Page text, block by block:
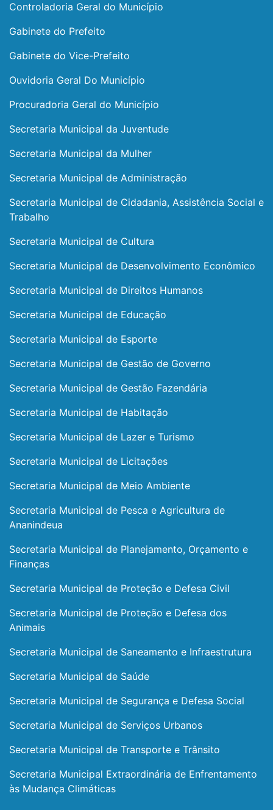
Controladoria Geral do Município
Gabinete do Prefeito
Gabinete do Vice-Prefeito
Ouvidoria Geral Do Município
Procuradoria Geral do Município
Secretaria Municipal da Juventude
Secretaria Municipal da Mulher
Secretaria Municipal de Administração
Secretaria Municipal de Cidadania, Assistência Social e
Trabalho
Secretaria Municipal de Cultura
Secretaria Municipal de Desenvolvimento Econômico
Secretaria Municipal de Direitos Humanos
Secretaria Municipal de Educação
Secretaria Municipal de Esporte
Secretaria Municipal de Gestão de Governo
Secretaria Municipal de Gestão Fazendária
Secretaria Municipal de Habitação
Secretaria Municipal de Lazer e Turismo
Secretaria Municipal de Licitações
Secretaria Municipal de Meio Ambiente
Secretaria Municipal de Pesca e Agricultura de
Ananindeua
Secretaria Municipal de Planejamento, Orçamento e
Finanças
Secretaria Municipal de Proteção e Defesa Civil
Secretaria Municipal de Proteção e Defesa dos
Animais
Secretaria Municipal de Saneamento e Infraestrutura
Secretaria Municipal de Saúde
Secretaria Municipal de Segurança e Defesa Social
Secretaria Municipal de Serviços Urbanos
Secretaria Municipal de Transporte e Trânsito
Secretaria Municipal Extraordinária de Enfrentamento
às Mudança Climáticas